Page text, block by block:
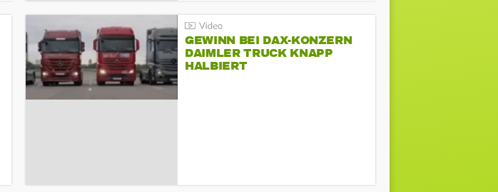
GEWINN BEI DAX-KONZERN
DAIMLER TRUCK KNAPP
HALBIERT